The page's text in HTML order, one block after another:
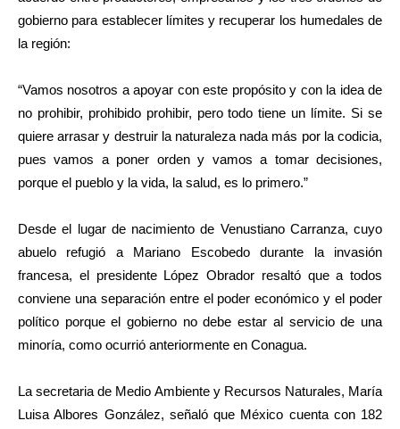
gobierno para establecer límites y recuperar los humedales de
la región:
“Vamos nosotros a apoyar con este propósito y con la idea de
no prohibir, prohibido prohibir, pero todo tiene un límite. Si se
quiere arrasar y destruir la naturaleza nada más por la codicia,
pues vamos a poner orden y vamos a tomar decisiones,
porque el pueblo y la vida, la salud, es lo primero.”
Desde el lugar de nacimiento de Venustiano Carranza, cuyo
abuelo refugió a Mariano Escobedo durante la invasión
francesa, el presidente López Obrador resaltó que a todos
conviene una separación entre el poder económico y el poder
político porque el gobierno no debe estar al servicio de una
minoría, como ocurrió anteriormente en Conagua.
La secretaria de Medio Ambiente y Recursos Naturales, María
Luisa Albores González, señaló que México cuenta con 182